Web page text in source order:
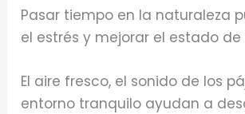
Pasar tiempo en la naturaleza
el estrés y mejorar el estado de
El aire fresco, el sonido de los
entorno tranquilo ayudan a